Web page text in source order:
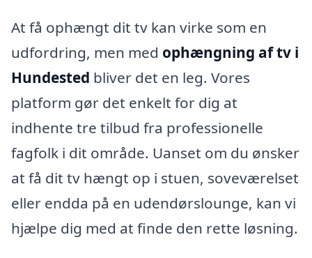
At få ophængt dit tv kan virke som en
udfordring, men med ophængning af tv i
Hundested bliver det en leg. Vores
platform gør det enkelt for dig at
indhente tre tilbud fra professionelle
fagfolk i dit område. Uanset om du ønsker
at få dit tv hængt op i stuen, soveværelset
eller endda på en udendørslounge, kan vi
hjælpe dig med at finde den rette løsning.